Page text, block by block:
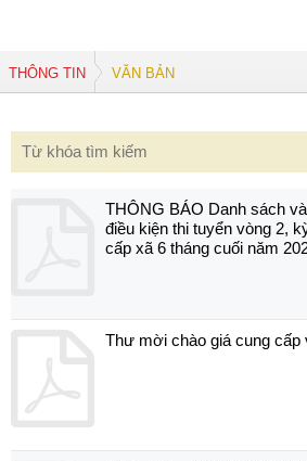
THÔNG TIN VĂN BẢN
THÔNG BÁO Danh sách
điều kiện thi tuyển vòng 2,
cấp xã 6 tháng cuối năm
Thư mời chào giá cung cấp